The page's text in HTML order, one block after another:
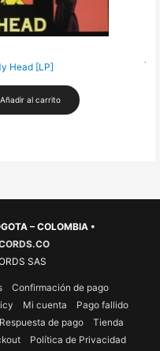
Head [LP]
Añadir al carrito
– COLOMBIA •
SAS
Confirmación de pago
Mi cuenta
Pago fallido
Respuesta de pago
Tienda
Política de Privacidad